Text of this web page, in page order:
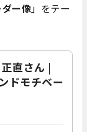
ー像」をテー
直さん |
ドモチベー